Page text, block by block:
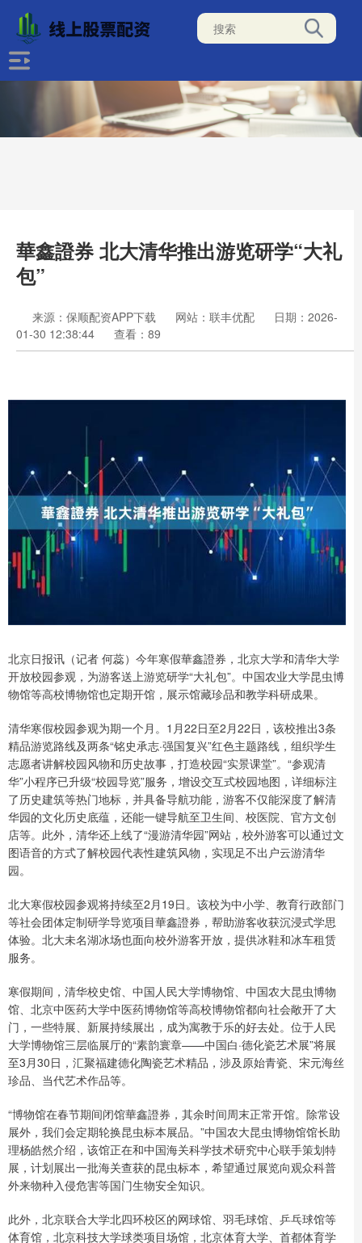
華鑫證券 北大清华推出游览研学“大礼
包”
来源：保顺配资APP下载 网站：联丰优配
日期：2026-
01-30 12:38:44
查看：89
北京日报讯（记者 何蕊）今年寒假華鑫證券，北京大学和清华大学
开放校园参观，为游客送上游览研学“大礼包”。中国农业大学昆虫博
物馆等高校博物馆也定期开馆，展示馆藏珍品和教学科研成果。
清华寒假校园参观为期一个月。1月22日至2月22日，该校推出3条
精品游览路线及两条“铭史承志·强国复兴”红色主题路线，组织学生
志愿者讲解校园风物和历史故事，打造校园“实景课堂”。“参观清
华”小程序已升级“校园导览”服务，增设交互式校园地图，详细标注
了历史建筑等热门地标，并具备导航功能，游客不仅能深度了解清
华园的文化历史底蕴，还能一键导航至卫生间、校医院、官方文创
店等。此外，清华还上线了“漫游清华园”网站，校外游客可以通过文
图语音的方式了解校园代表性建筑风物，实现足不出户云游清华
园。
北大寒假校园参观将持续至2月19日。该校为中小学、教育行政部门
等社会团体定制研学导览项目華鑫證券，帮助游客收获沉浸式学思
体验。北大未名湖冰场也面向校外游客开放，提供冰鞋和冰车租赁
服务。
寒假期间，清华校史馆、中国人民大学博物馆、中国农大昆虫博物
馆、北京中医药大学中医药博物馆等高校博物馆都向社会敞开了大
门，一些特展、新展持续展出，成为寓教于乐的好去处。位于人民
大学博物馆三层临展厅的“素韵寰章——中国白·德化瓷艺术展”将展
至3月30日，汇聚福建德化陶瓷艺术精品，涉及原始青瓷、宋元海丝
珍品、当代艺术作品等。
“博物馆在春节期间闭馆華鑫證券，其余时间周末正常开馆。除常设
展外，我们会定期轮换昆虫标本展品。”中国农大昆虫博物馆馆长助
理杨皓然介绍，该馆正在和中国海关科学技术研究中心联手策划特
展，计划展出一批海关查获的昆虫标本，希望通过展览向观众科普
外来物种入侵危害等国门生物安全知识。
此外，北京联合大学北四环校区的网球馆、羽毛球馆、乒乓球馆等
体育馆，北京科技大学球类项目场馆，北京体育大学、首都体育学